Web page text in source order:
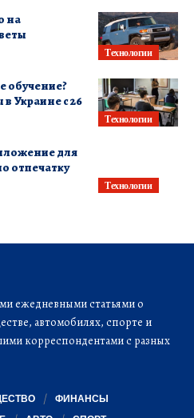
Технологии
на
Технологии
обучение?
Украине с 26
Технологии
для
отпечатку
ежедневными статьями о
автомобилях, спорте и
корреспондентами с разных
ФИНАНСЫ